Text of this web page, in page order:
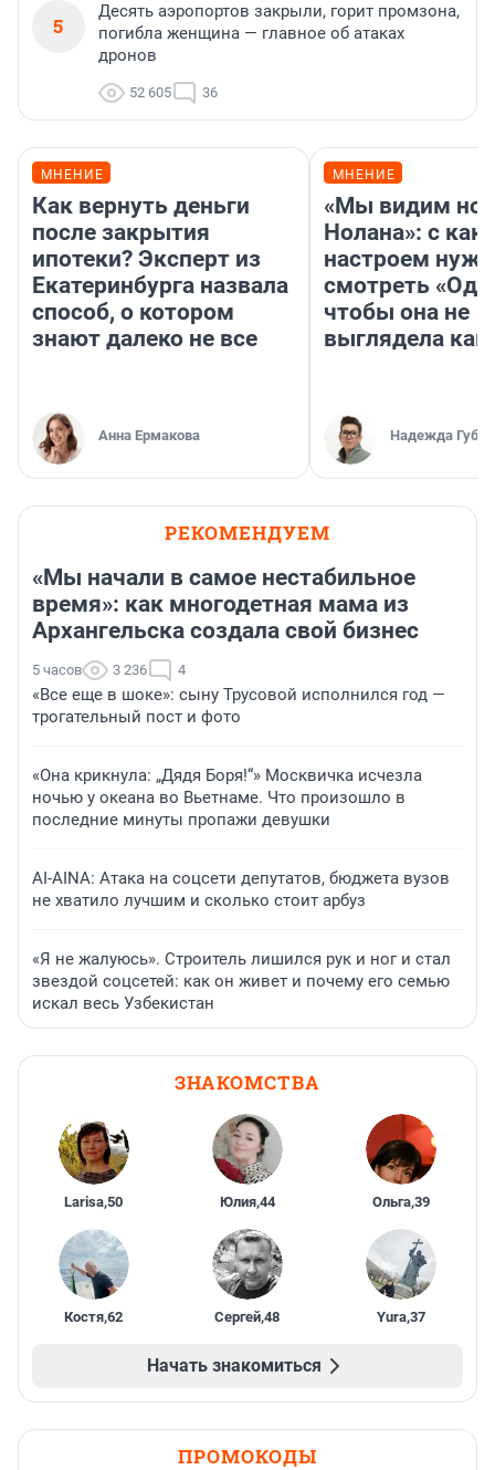
5
Десять аэропортов закрыли, горит промзона,
погибла женщина — главное об атаках
дронов
52 605 36
МНЕНИЕ
Как вернуть деньги
после закрытия
ипотеки? Эксперт из
Екатеринбурга назвала
способ, о котором
знают далеко не все
Анна Ермакова
МНЕНИЕ
«Мы видим
Нолана»: с
настроем
смотреть
чтобы она не
выглядела как
Надежда
РЕКОМЕНДУЕМ
«Мы начали в самое нестабильное
время»: как многодетная мама из
Архангельска создала свой бизнес
5 часов 3 236 4
«Все еще в шоке»: сыну Трусовой исполнился год —
трогательный пост и фото
«Она крикнула: „Дядя Боря!“» Москвичка исчезла
ночью у океана во Вьетнаме. Что произошло в
последние минуты пропажи девушки
AI-AINA: Атака на соцсети депутатов, бюджета вузов
не хватило лучшим и сколько стоит арбуз
«Я не жалуюсь». Строитель лишился рук и ног и стал
звездой соцсетей: как он живет и почему его семью
искал весь Узбекистан
ЗНАКОМСТВА
Larisa,50 Юлия,44 Ольга,39
Костя,62 Сергей,48 Yura,37
Начать знакомиться
ПРОМОКОДЫ